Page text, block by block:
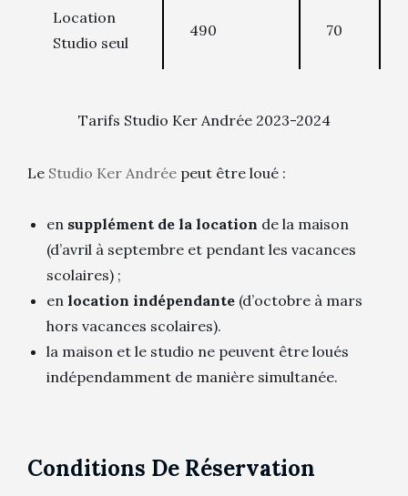
Location
Studio seul
490 70
Tarifs Studio Ker Andrée 2023-2024
Le Studio Ker Andrée peut être loué :
en supplément de la location de la maison
(d’avril à septembre et pendant les vacances
scolaires) ;
en location indépendante (d’octobre à mars
hors vacances scolaires).
la maison et le studio ne peuvent être loués
indépendamment de manière simultanée.
Conditions De Réservation